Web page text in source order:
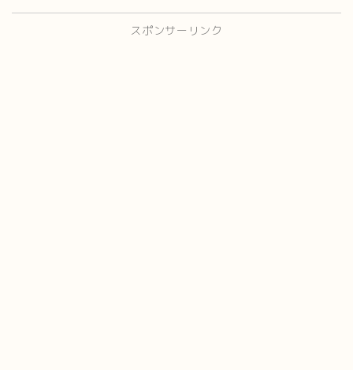
スポンサーリンク